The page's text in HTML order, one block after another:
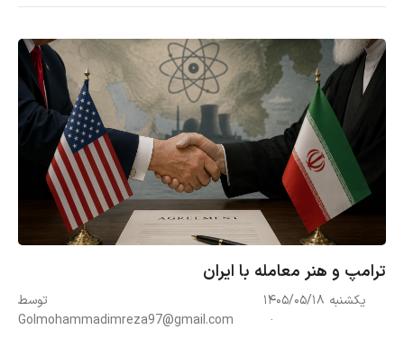
ترامپ و هنر معامله با ایران
یکشنبه ۱۴۰۵/۰۵/۱۸
توسط
Golmohammadimreza97@gmail.com